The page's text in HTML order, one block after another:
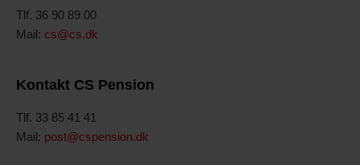
Tlf. 36 90 89 00
Mail: cs@cs.dk
Kontakt CS Pension
Tlf. 33 85 41 41
Mail: post@cspension.dk